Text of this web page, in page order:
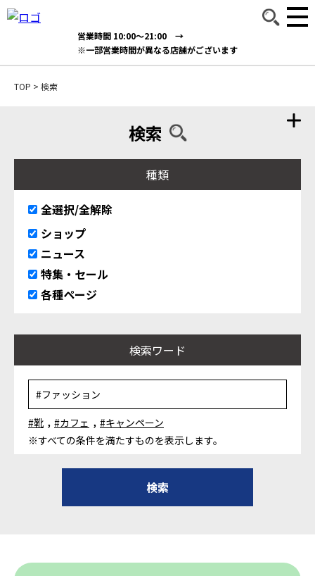
営業時間 10:00～21:00 →
※一部営業時間が異なる店舗がございます
TOP > 検索
検索
種類
全選択/全解除
ショップ
ニュース
特集・セール
各種ページ
検索ワード
#靴 , #カフェ , #キャンペーン
※すべての条件を満たすものを表示します。